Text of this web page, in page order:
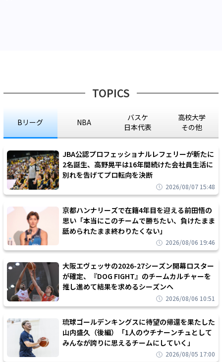
TOPICS
Bリーグ NBA
バスケ
日本代表
高校大学
その他
JBA公認プロフェッショナルレフェリーが新たに
2名誕生、高野晃平は16年間続けた会社員生活に
別れを告げてプロ転向を決断
2026/08/07 15:48
京都ハンナリーズで在籍4年目を迎える前田悟の
思い「本当にこのチームで勝ちたい、負けたまま
舐められたまま終わりたくない」
2026/08/06 19:46
大阪エヴェッサの2026-27シーズン開幕ロスター
が確定、『DOG FIGHT』のチームカルチャーを
推し進めて結果を求めるシーズンへ
2026/08/06 10:51
琉球ゴールデンキングスに待望の帰還を果たした
山内盛久（後編）「1人のウチナーンチュとして
みんなが誇りに思えるチームにしていく」
2026/08/05 17:00